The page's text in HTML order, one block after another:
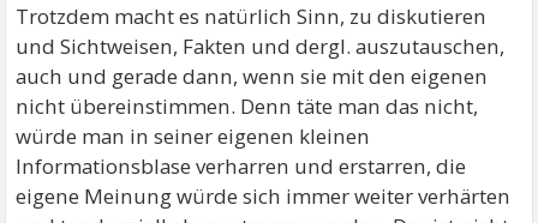
Trotzdem macht es natürlich Sinn, zu diskutieren
und Sichtweisen, Fakten und dergl. auszutauschen,
auch und gerade dann, wenn sie mit den eigenen
nicht übereinstimmen. Denn täte man das nicht,
würde man in seiner eigenen kleinen
Informationsblase verharren und erstarren, die
eigene Meinung würde sich immer weiter verhärten